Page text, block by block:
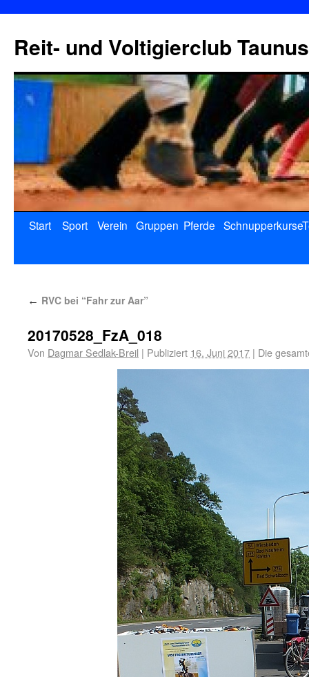
Reit- und Voltigierclub
Start Sport Verein Gruppen Pferde Schnupperkurse
← RVC bei “Fahr zur Aar”
20170528_FzA_018
Von Dagmar Sedlak-Breil | Publiziert 16. Juni 2017 | Die